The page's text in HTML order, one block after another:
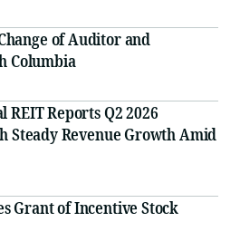
of Auditor and
Columbia
Reports Q2 2026
Steady Revenue Growth Amid
Grant of Incentive Stock